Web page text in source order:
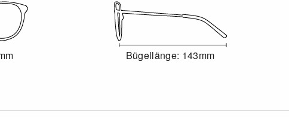
Bügellänge: 143mm